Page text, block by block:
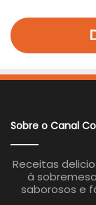
Sobre o Canal
Receitas
à
saborosos e